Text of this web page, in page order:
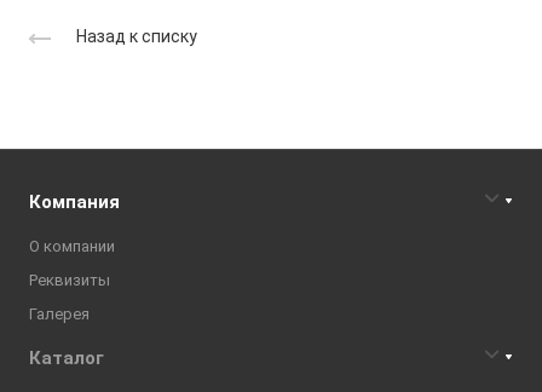
Назад к списку
Компания
О компании
Реквизиты
Галерея
Каталог